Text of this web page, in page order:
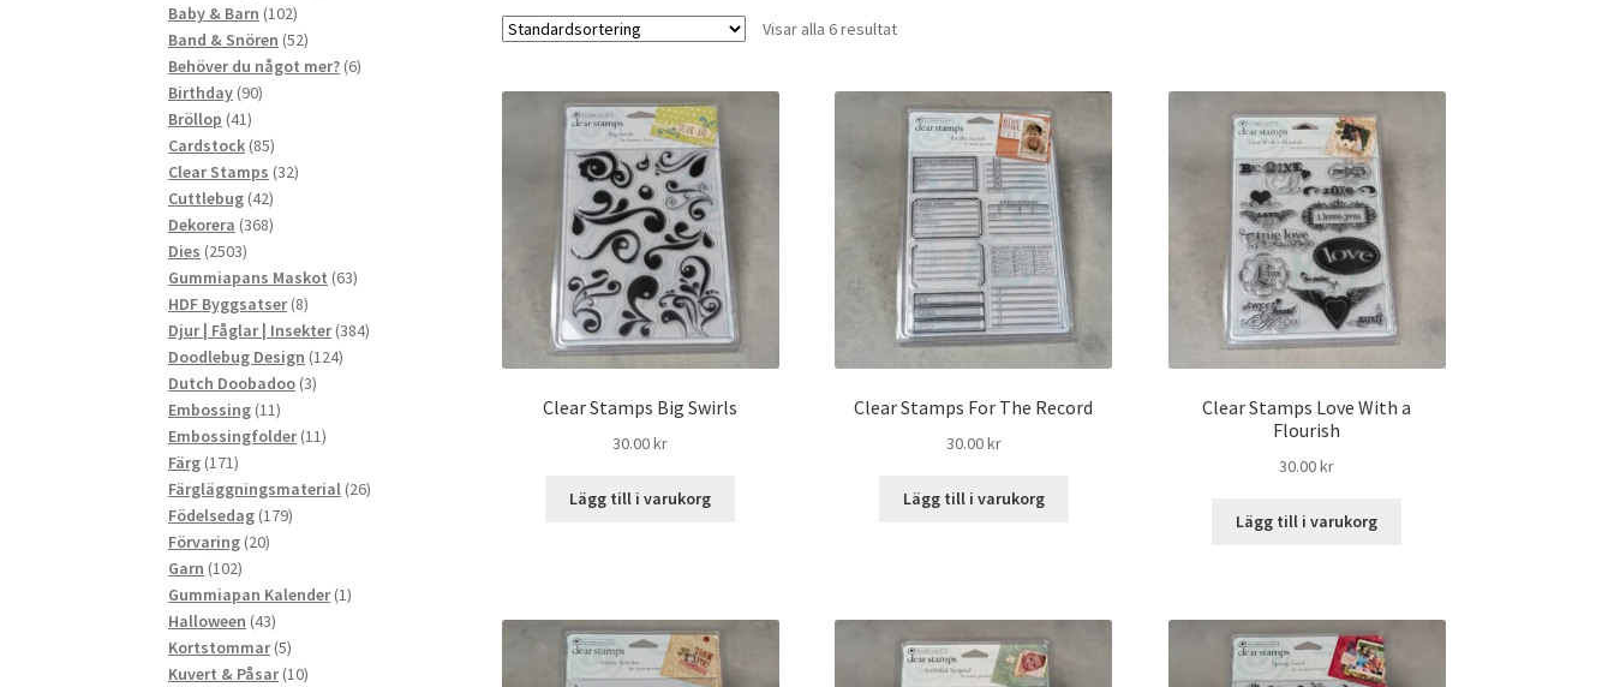
Visar alla 6 resultat
Clear Stamps Big Swirls
30.00kr
Lägg till i varukorg
Clear Stamps For The Record
30.00kr
Lägg till i varukorg
Clear Stamps Love With a
Flourish
30.00kr
Lägg till i varukorg
Baby & Barn 102102
produkter
Band & Snören 5252
produkter
Behöver du något mer? 66
Birthday 9090
Bröllop 4141
produkter
Cardstock 8585
produkter
Clear Stamps 3232
Cuttlebug 4242
produkter
Dekorera 368368
Dies 25032503
produkter
Gummiapans Maskot 6363
HDF Byggsatser 88
produkter
Djur | Fåglar | Insekter 384384
Doodlebug Design 124124
Dutch Doobadoo 33
Embossing 1111
produkter
Embossingfolder 1111
Färg 171171
produkter
Färgläggningsmaterial 2626
Födelsedag 179179
Förvaring 2020
Garn 102102
produkter
Gummiapan Kalender 11
Halloween 4343
produkter
Kortstommar 55
produkter
Kuvert & Påsar 1010